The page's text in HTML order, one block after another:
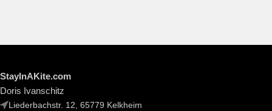
StayInAKite.com
Doris Ivanschitz
Liederbachstr. 12, 65779 Kelkheim